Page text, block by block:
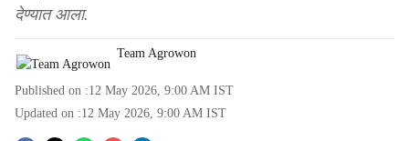
देण्यात आला.
Team Agrowon
Published on :12 May 2026, 9:00 AM IST
Updated on :12 May 2026, 9:00 AM IST